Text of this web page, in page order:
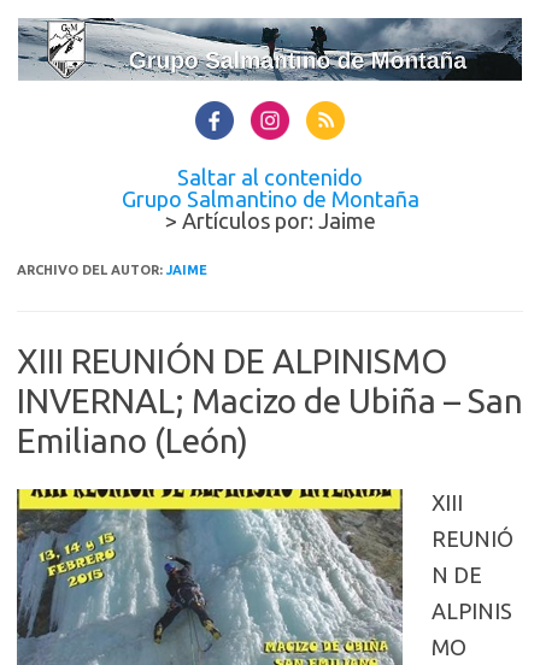
Saltar al contenido
Grupo Salmantino de Montaña
> Artículos por: Jaime
ARCHIVO DEL AUTOR: JAIME
XIII REUNIÓN DE ALPINISMO
INVERNAL; Macizo de Ubiña – San
Emiliano (León)
XIII
REUNIÓ
N DE
ALPINIS
MO